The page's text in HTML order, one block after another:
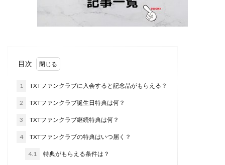
目次
1 TXTファンクラブに入会すると記念品がもらえる？
2 TXTファンクラブ誕生日特典は何？
3 TXTファンクラブ継続特典は何？
4 TXTファンクラブの特典はいつ届く？
4.1 特典がもらえる条件は？